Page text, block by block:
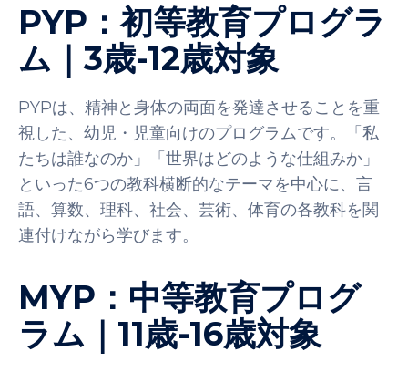
PYP：初等教育プログラ
ム｜3歳-12歳対象
PYPは、精神と身体の両面を発達させることを重
視した、幼児・児童向けのプログラムです。「私
たちは誰なのか」「世界はどのような仕組みか」
といった6つの教科横断的なテーマを中心に、言
語、算数、理科、社会、芸術、体育の各教科を関
連付けながら学びます。
MYP：中等教育プログ
ラム｜11歳-16歳対象